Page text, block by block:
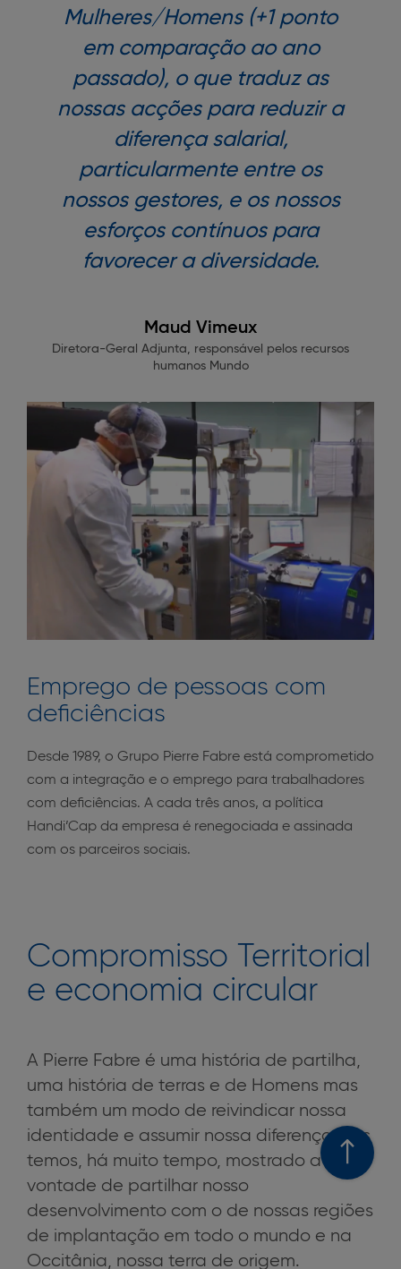
Mulheres/Homens (+1 ponto
em comparação ao ano
passado), o que traduz as
nossas acções para reduzir a
diferença salarial,
particularmente entre os
nossos gestores, e os nossos
esforços contínuos para
favorecer a diversidade.
Maud Vimeux
Diretora-Geral Adjunta, responsável pelos recursos
humanos Mundo
Emprego de pessoas com
deficiências
Desde 1989, o Grupo Pierre Fabre está comprometido
com a integração e o emprego para trabalhadores
com deficiências. A cada três anos, a política
Handi’Cap da empresa é renegociada e assinada
com os parceiros sociais.
Compromisso Territorial
e economia circular
A Pierre Fabre é uma história de partilha,
uma história de terras e de Homens mas
também um modo de reivindicar nossa
identidade e assumir nossa diferença: nós
temos, há muito tempo, mostrado a
vontade de partilhar nosso
desenvolvimento com o de nossas regiões
de implantação em todo o mundo e na
Occitânia, nossa terra de origem.